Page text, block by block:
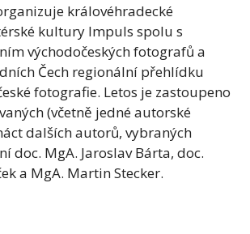
královéhradecké
kultury Impuls spolu s
východočeských fotografů a
Čech regionální přehlídku
fotografie. Letos je zastoupeno
(včetně jedné autorské
dalších autorů, vybraných
doc. MgA. Jaroslav Bárta, doc.
a MgA. Martin Stecker.